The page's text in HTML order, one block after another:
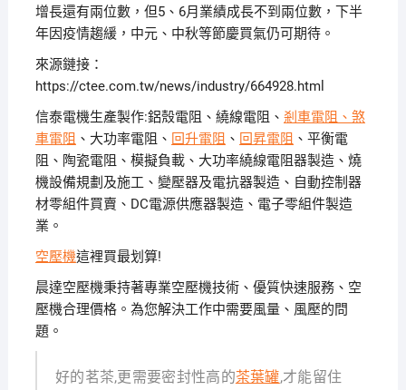
增長還有兩位數，但5、6月業績成長不到兩位數，下半
年因疫情趨緩，中元、中秋等節慶買氣仍可期待。
來源鏈接：
https://ctee.com.tw/news/industry/664928.html
信泰電機生產製作:鋁殼電阻、繞線電阻、 剎車電阻、 煞
車電阻 、大功率電阻、 回升電阻 、 回昇電阻 、平衡電
阻、陶瓷電阻、模擬負載、大功率繞線電阻器製造、燒
機設備規劃及施工、變壓器及電抗器製造、自動控制器
材零組件買賣、DC電源供應器製造、電子零組件製造
業。
空壓機這裡買最划算!
晨達空壓機秉持著專業空壓機技術、優質快速服務、空
壓機合理價格。為您解決工作中需要風量、風壓的問
題。
好的茗茶,更需要密封性高的茶葉罐,才能留住